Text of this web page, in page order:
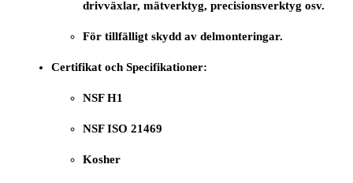
drivväxlar, mätverktyg, precisionsverktyg osv.
För tillfälligt skydd av delmonteringar.
Certifikat och Specifikationer:
NSF H1
NSF ISO 21469
Kosher